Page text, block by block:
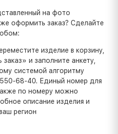
на фото
оформить заказ? Сделайте
изделие в корзину,
и заполните анкету,
системой алгоритму
68-40. Единый номер для
по номеру можно
описание изделия и
регион